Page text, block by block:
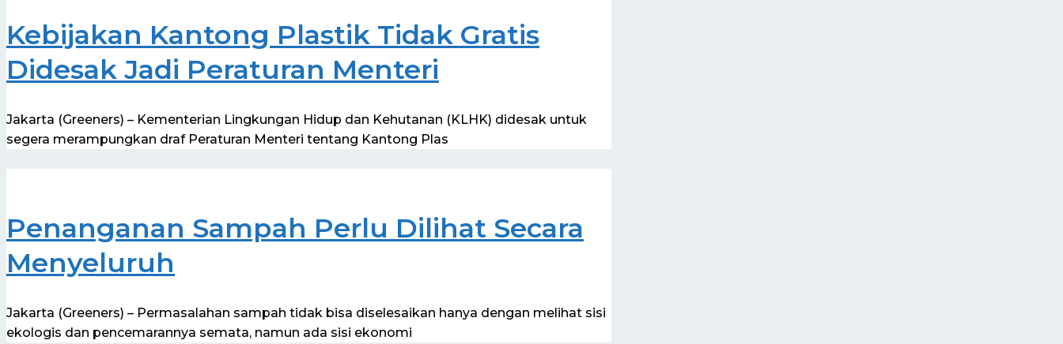
Kebijakan Kantong Plastik Tidak Gratis
Didesak Jadi Peraturan Menteri
Jakarta (Greeners) – Kementerian Lingkungan Hidup dan Kehutanan (KLHK) didesak untuk
segera merampungkan draf Peraturan Menteri tentang Kantong Plas
Penanganan Sampah Perlu Dilihat Secara
Menyeluruh
Jakarta (Greeners) – Permasalahan sampah tidak bisa diselesaikan hanya dengan melihat sisi
ekologis dan pencemarannya semata, namun ada sisi ekonomi